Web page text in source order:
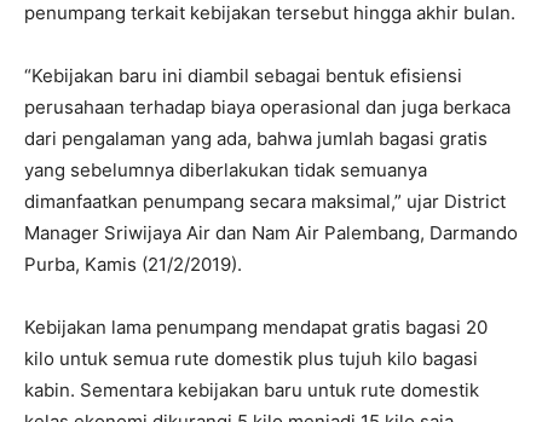
penumpang terkait kebijakan tersebut hingga akhir bulan.
“Kebijakan baru ini diambil sebagai bentuk efisiensi
perusahaan terhadap biaya operasional dan juga berkaca
dari pengalaman yang ada, bahwa jumlah bagasi gratis
yang sebelumnya diberlakukan tidak semuanya
dimanfaatkan penumpang secara maksimal,” ujar District
Manager Sriwijaya Air dan Nam Air Palembang, Darmando
Purba, Kamis (21/2/2019).
Kebijakan lama penumpang mendapat gratis bagasi 20
kilo untuk semua rute domestik plus tujuh kilo bagasi
kabin. Sementara kebijakan baru untuk rute domestik